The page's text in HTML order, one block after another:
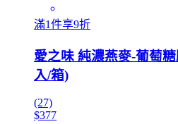
滿1件享9折
愛之味 純濃燕麥-葡萄
入/箱)
(27)
$377